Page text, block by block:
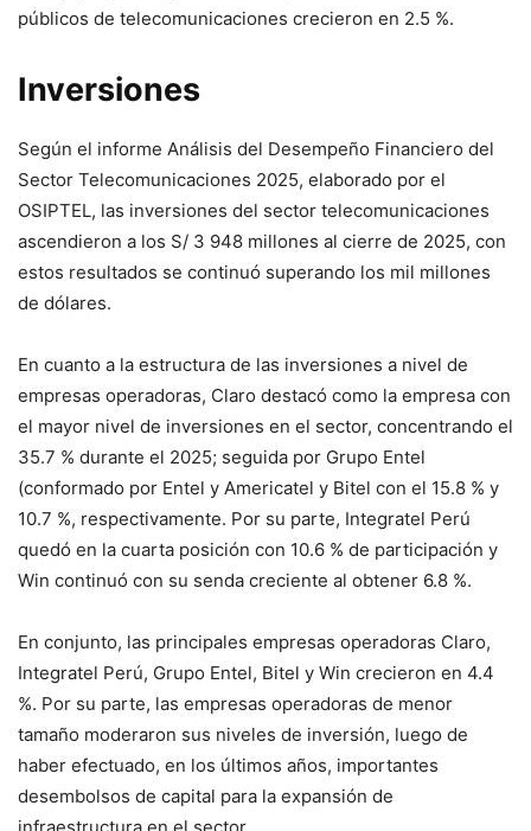
públicos de telecomunicaciones crecieron en 2.5 %.
Inversiones
Según el informe Análisis del Desempeño Financiero del
Sector Telecomunicaciones 2025, elaborado por el
OSIPTEL, las inversiones del sector telecomunicaciones
ascendieron a los S/ 3 948 millones al cierre de 2025, con
estos resultados se continuó superando los mil millones
de dólares.
En cuanto a la estructura de las inversiones a nivel de
empresas operadoras, Claro destacó como la empresa con
el mayor nivel de inversiones en el sector, concentrando el
35.7 % durante el 2025; seguida por Grupo Entel
(conformado por Entel y Americatel y Bitel con el 15.8 % y
10.7 %, respectivamente. Por su parte, Integratel Perú
quedó en la cuarta posición con 10.6 % de participación y
Win continuó con su senda creciente al obtener 6.8 %.
En conjunto, las principales empresas operadoras Claro,
Integratel Perú, Grupo Entel, Bitel y Win crecieron en 4.4
%. Por su parte, las empresas operadoras de menor
tamaño moderaron sus niveles de inversión, luego de
haber efectuado, en los últimos años, importantes
desembolsos de capital para la expansión de
infraestructura en el sector.